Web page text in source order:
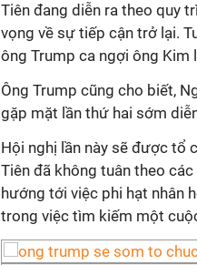
Tiên đang diễn ra theo quy
vọng về sự tiếp cận trở lại.
ông Trump ca ngợi ông Kim
Ông Trump cũng cho biết,
gặp mặt lần thứ hai sớm
Hội nghị lần này sẽ được tổ
Tiên đã không tuân theo
hướng tới việc phi hạt nhân
trong việc tìm kiếm một